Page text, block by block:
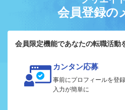
会員登録の
会員限定機能であなたの転職活動
カンタン応募
事前にプロフィールを登
入力が簡単に